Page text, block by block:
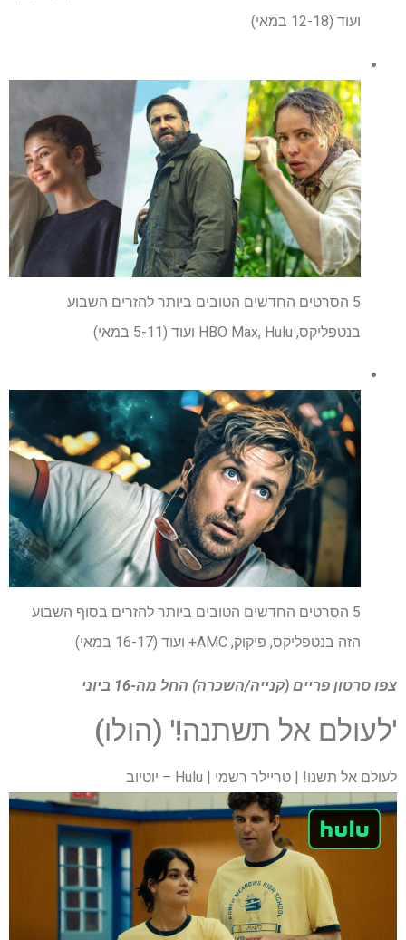
ועוד (12-18 במאי)
5 הסרטים החדשים הטובים ביותר להזרים השבוע
בנטפליקס, HBO Max, Hulu ועוד (5-11 במאי)
5 הסרטים החדשים הטובים ביותר להזרים בסוף השבוע
הזה בנטפליקס, פיקוק, AMC+ ועוד (16-17 במאי)
צפו סרטון פריים (קנייה/השכרה) החל מה-16 ביוני
'לעולם אל תשתנה!' (הולו)
לעולם אל תשנו! | טריילר רשמי | Hulu – יוטיוב